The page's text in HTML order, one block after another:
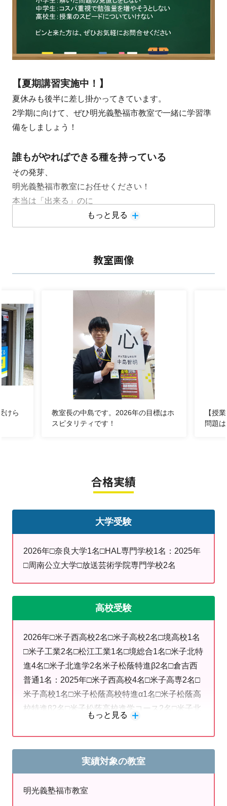
【夏期講習実施中！】
夏休みも後半に差し掛かってきています。
2学期に向けて、ぜひ明光義塾福市教室で一緒に学習準
備をしましょう！
誰もがやればできる種を持っている
その発芽、
明光義塾福市教室にお任せください！
本当は「出来る」のに
気づけていないのはもったいない！
私たちは一人一人に沿った授業を通して
明光義塾福市教室の得点アップの秘密は…
家庭学習時間をなかなか作れない…。他の人と一緒だと
頑張れるのに…。そんなあなたに朗報です！中学生を対
象に明光義塾ではzoomで教室とつなぎ、みんなで手元
を映しながら勉強を進める家スタディがスタートしま
す！みんなで参加するから続けられる！見守る人がいる
から頑張れる！みんなで家庭学習時間を増やして成績ア
ップを目指しましょう！
塾を検討中の皆様へ
めることができます。生活スタイル
期別講習で苦手を見直し、カウンセ
リングで定期的にお子様の様子をし
っかり共有していく機会も設けてい
また、毎月志望校判定付きの模擬テ
ストを実施し、個人の得手不得手の
分析をすることができます。
（zoom）でも可能です。
また、授業のない日でも自習に来
もっと見る
教室画像
けら
教室長の中島です。2026年の目標はホ
スピタリティです！
【授
問題
合格実績
大学受験
2026年□奈良大学1名□HAL専門学校1名：2025年
□周南公立大学□放送芸術学院専門学校2名
高校受験
2026年□米子西高校2名□米子高校2名□境高校1名
□米子工業2名□松江工業1名□境総合1名□米子北特
進4名□米子北進学2名米子松蔭特進β2名□倉吉西
普通1名：2025年□米子西高校4名□米子高専2名□
米子高校1名□米子松蔭高校特進α1名□米子松蔭高
校特進β2名□米子松蔭高校進学コース2名□米子北
もっと見る
実績対象の教室
明光義塾福市教室